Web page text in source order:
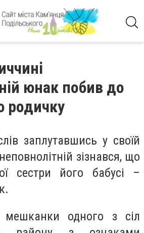
юнак побив до
родичку
заплутавшись у своїй
неповнолітній зізнався, що
сестри його бабусі –
мешканки одного з сіл